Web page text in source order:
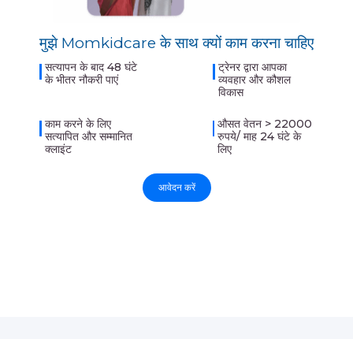
मुझे Momkidcare के साथ क्यों काम करना चाहिए
सत्यापन के बाद 48 घंटे
के भीतर नौकरी पाएं
ट्रेनर द्वारा आपका
व्यवहार और कौशल
विकास
काम करने के लिए
सत्यापित और सम्मानित
क्लाइंट
औसत वेतन > 22000
रुपये/ माह 24 घंटे के
लिए
आवेदन करें